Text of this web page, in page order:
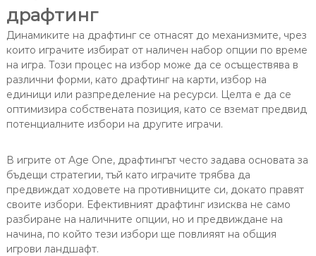
драфтинг
Динамиките на драфтинг се отнасят до механизмите, чрез
които играчите избират от наличен набор опции по време
на игра. Този процес на избор може да се осъществява в
различни форми, като драфтинг на карти, избор на
единици или разпределение на ресурси. Целта е да се
оптимизира собствената позиция, като се вземат предвид
потенциалните избори на другите играчи.
В игрите от Age One, драфтингът често задава основата за
бъдещи стратегии, тъй като играчите трябва да
предвиждат ходовете на противниците си, докато правят
своите избори. Ефективният драфтинг изисква не само
разбиране на наличните опции, но и предвиждане на
начина, по който тези избори ще повлияят на общия
игрови ландшафт.